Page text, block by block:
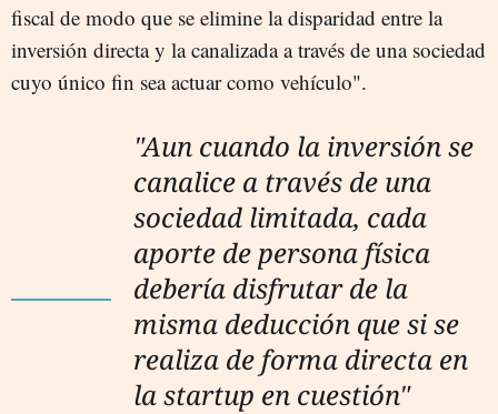
fiscal de modo que se elimine la disparidad entre la
inversión directa y la canalizada a través de una sociedad
cuyo único fin sea actuar como vehículo".
"Aun cuando la inversión se
canalice a través de una
sociedad limitada, cada
aporte de persona física
debería disfrutar de la
misma deducción que si se
realiza de forma directa en
la startup en cuestión"